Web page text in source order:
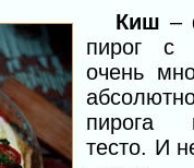
Киш –
пирог с
очень
пирога
тесто. И